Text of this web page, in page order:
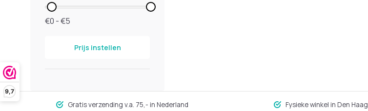
9,7
€0 - €5
Prijs instellen
Gratis verzending v.a. 75,- in Nederland Fysieke winkel in Den Haag